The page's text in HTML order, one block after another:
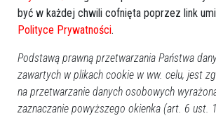
być w każdej chwili cofnięta poprzez link
Polityce Prywatności.
Podstawą prawną przetwarzania Państwa
zawartych w plikach cookie w ww. celu, jest
na przetwarzanie danych osobowych
zaznaczanie powyższego okienka (art. 6 ust.